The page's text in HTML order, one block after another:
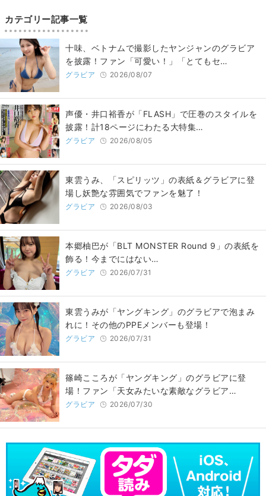
カテゴリー記事一覧
十味、ベトナムで撮影したヤンジャンのグラビア
を披露！ファン「可愛い！」「とてもセ…
グラビア 2026/08/07
声優・井口裕香が「FLASH」で圧巻のスタイルを
披露！計18ページにわたる大特集…
グラビア 2026/08/05
東雲うみ、「スピリッツ」の表紙＆グラビアに登
場し妖艶な雰囲気でファンを魅了！
グラビア 2026/08/03
本郷柚巴が「BLT MONSTER Round 9」の表紙を
飾る！今までにはない…
グラビア 2026/07/31
東雲うみが「ヤングキング」のグラビアで泡まみ
れに！その他のPPEメンバーも登場！
グラビア 2026/07/31
篠崎こころが「ヤングキング」のグラビアに登
場！ファン「天女みたいな素敵なグラビア…
グラビア 2026/07/30